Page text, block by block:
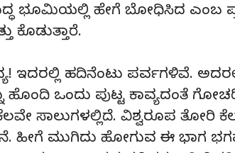
ಭೂಮಿಯಲ್ಲಿ ಹೇಗೆ ಬೋಧಿಸಿದ ಎಂಬ
ಕೊಡುತ್ತಾರೆ.
ಇದರಲ್ಲಿ ಹದಿನೆಂಟು ಪರ್ವಗಳಿವೆ.
ಒಂದು ಪುಟ್ಟ ಕಾವ್ಯದಂತೆ
ಸಾಲುಗಳಲ್ಲಿದೆ. ವಿಶ್ವರೂಪ ತೋರಿ
ಹೀಗೆ ಮುಗಿದು ಹೋಗುವ ಈ ಭಾಗ